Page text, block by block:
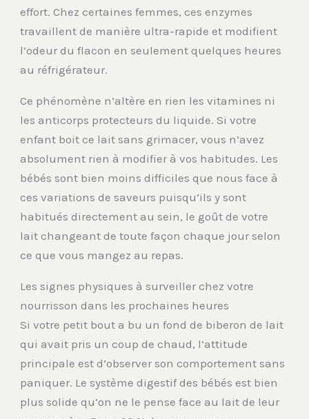
effort. Chez certaines femmes, ces enzymes
travaillent de manière ultra-rapide et modifient
l’odeur du flacon en seulement quelques heures
au réfrigérateur.
Ce phénomène n’altère en rien les vitamines ni
les anticorps protecteurs du liquide. Si votre
enfant boit ce lait sans grimacer, vous n’avez
absolument rien à modifier à vos habitudes. Les
bébés sont bien moins difficiles que nous face à
ces variations de saveurs puisqu’ils y sont
habitués directement au sein, le goût de votre
lait changeant de toute façon chaque jour selon
ce que vous mangez au repas.
Les signes physiques à surveiller chez votre
nourrisson dans les prochaines heures
Si votre petit bout a bu un fond de biberon de lait
qui avait pris un coup de chaud, l’attitude
principale est d’observer son comportement sans
paniquer. Le système digestif des bébés est bien
plus solide qu’on ne le pense face au lait de leur